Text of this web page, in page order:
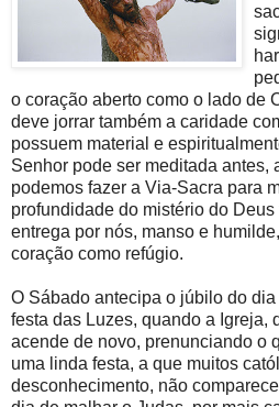
o coração aberto como o lado de
deve jorrar também a caridade
possuem material e
Senhor pode ser meditada antes,
podemos fazer a Via-Sacra para
profundidade do mistério do
entrega por nós, manso e
coração como refúgio.
O Sábado antecipa o júbilo do
festa das Luzes, quando a Igreja,
acende de novo, prenunciando o
uma linda festa, a que muitos
desconhecimento, não